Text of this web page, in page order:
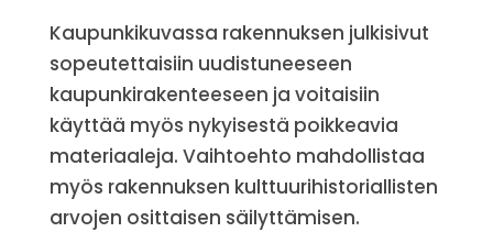
Kaupunkikuvassa rakennuksen julkisivut
sopeutettaisiin uudistuneeseen
kaupunkirakenteeseen ja voitaisiin
käyttää myös nykyisestä poikkeavia
materiaaleja. Vaihtoehto mahdollistaa
myös rakennuksen kulttuurihistoriallisten
arvojen osittaisen säilyttämisen.